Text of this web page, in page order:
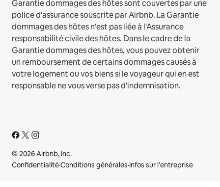
Garantie dommages des hôtes sont couvertes par une
police d'assurance souscrite par Airbnb. La Garantie
dommages des hôtes n'est pas liée à l'Assurance
responsabilité civile des hôtes. Dans le cadre de la
Garantie dommages des hôtes, vous pouvez obtenir
un remboursement de certains dommages causés à
votre logement ou vos biens si le voyageur qui en est
responsable ne vous verse pas d'indemnisation.
© 2026 Airbnb, Inc.
Confidentialité·Conditions générales·Infos sur l'entreprise